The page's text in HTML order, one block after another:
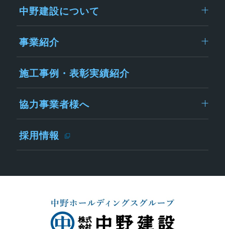
中野建設について
事業紹介
施工事例・表彰実績紹介
協力事業者様へ
採用情報